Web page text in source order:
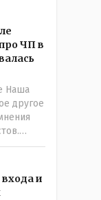
такое
топят
ЧП в
Наша
другое
и